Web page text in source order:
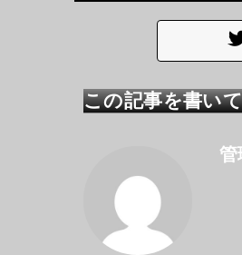
この記事を書い
管